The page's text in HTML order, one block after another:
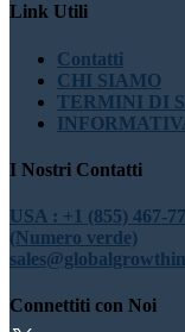
Link Utili
Contatti
CHI SIAMO
TERMINI DI
I Nostri Contatti
USA : +1 (855) 467-
(Numero verde)
Connettiti con Noi